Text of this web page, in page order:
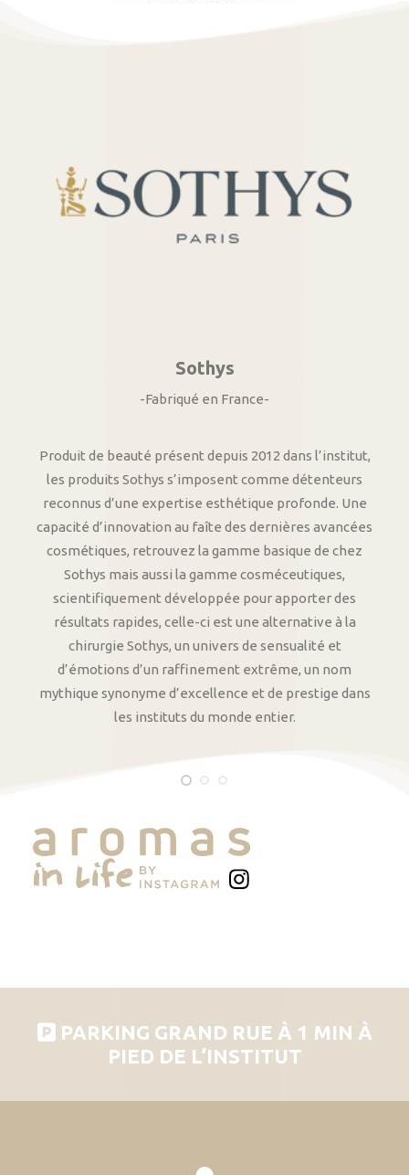
Sothys
-Fabriqué en France-
Produit de beauté présent depuis 2012 dans l’institut,
les produits Sothys s’imposent comme détenteurs
reconnus d’une expertise esthétique profonde. Une
capacité d’innovation au faîte des dernières avancées
cosmétiques, retrouvez la gamme basique de chez
Sothys mais aussi la gamme cosméceutiques,
scientifiquement développée pour apporter des
résultats rapides, celle-ci est une alternative à la
chirurgie Sothys, un univers de sensualité et
d’émotions d’un raffinement extrême, un nom
mythique synonyme d’excellence et de prestige dans
les instituts du monde entier.
PARKING GRAND RUE À 1 MIN À
PIED DE L’INSTITUT